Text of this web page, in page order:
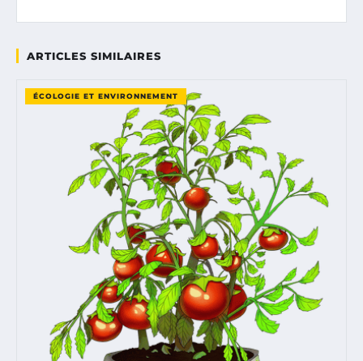
ARTICLES SIMILAIRES
ÉCOLOGIE ET ENVIRONNEMENT